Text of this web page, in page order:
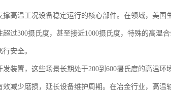
高温工况设备稳定运行的核心部件。在领域，美国
过300摄氏度，甚至接近1000摄氏度，特殊的高温合
安全。
装置，这些场景长期处于200到600摄氏度的高温环
减少磨损，延长设备维护周期。在冶金行业，高温